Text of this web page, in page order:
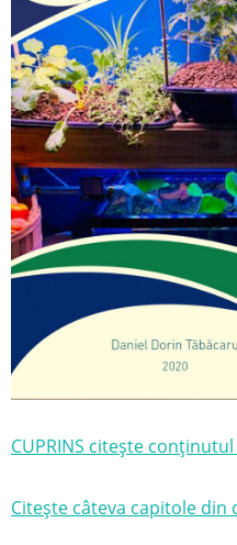
CUPRINS citește
Citește câteva capitole din